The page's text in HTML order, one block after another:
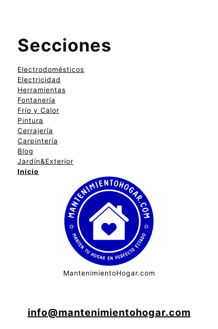
Secciones
Electrodomésticos
Electricidad
Herramientas
Fontanería
Frío y Calor
Pintura
Cerrajería
Carpintería
Blog
Jardín&Exterior
Inicio
MantenimientoHogar.com
info@mantenimientohogar.com